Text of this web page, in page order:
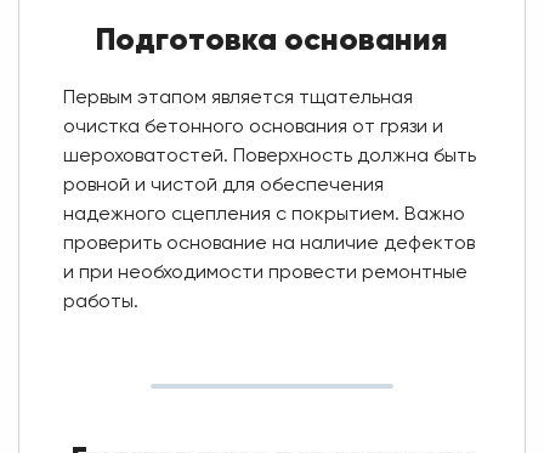
Подготовка основания
Первым этапом является тщательная
очистка бетонного основания от грязи и
шероховатостей. Поверхность должна быть
ровной и чистой для обеспечения
надежного сцепления с покрытием. Важно
проверить основание на наличие дефектов
и при необходимости провести ремонтные
работы.